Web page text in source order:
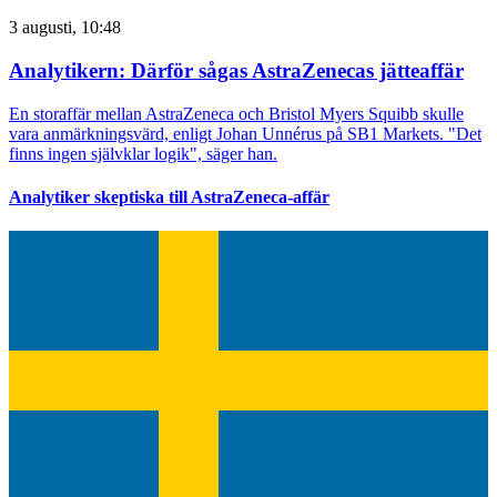
3 augusti, 10:48
Analytikern: Därför sågas AstraZenecas jätteaffär
En storaffär mellan AstraZeneca och Bristol Myers Squibb skulle
vara anmärkningsvärd, enligt Johan Unnérus på SB1 Markets. "Det
finns ingen självklar logik", säger han.
Analytiker skeptiska till AstraZeneca-affär